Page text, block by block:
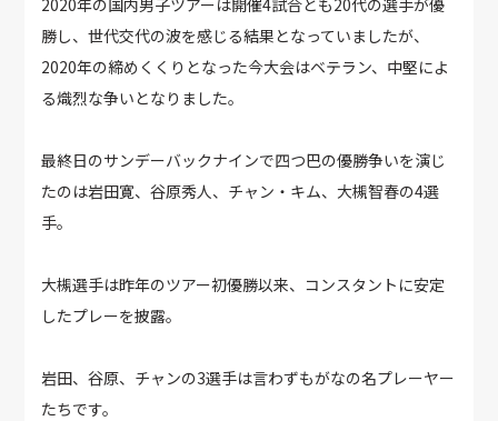
勝し、世代交代の波を感じる結果となっていましたが、
2020年の締めくくりとなった今大会はベテラン、中堅によ
る熾烈な争いとなりました。
最終日のサンデーバックナインで四つ巴の優勝争いを演じ
たのは岩田寛、谷原秀人、チャン・キム、大槻智春の4選
手。
大槻選手は昨年のツアー初優勝以来、コンスタントに安定
したプレーを披露。
岩田、谷原、チャンの3選手は言わずもがなの名プレーヤー
たちです。